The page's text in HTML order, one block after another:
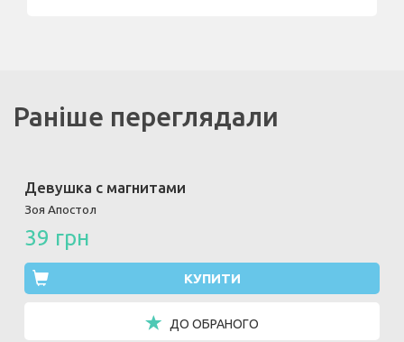
Раніше переглядали
Девушка с магнитами
Зоя Апостол
39 грн
КУПИТИ
ДО ОБРАНОГО